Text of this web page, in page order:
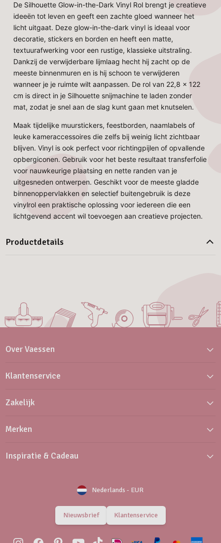
De Silhouette Glow-in-the-Dark Vinyl Rol brengt je creatieve
ideeën tot leven en geeft een zachte gloed wanneer het
licht uitgaat. Deze glow-in-the-dark vinyl is ideaal voor
decoratie, stickers en borden en heeft een matte,
textuurafwerking voor een rustige, klassieke uitstraling.
Dankzij de verwijderbare lijmlaag hecht hij zacht op de
meeste binnenmuren en is hij schoon te verwijderen
wanneer je je ruimte wilt aanpassen. De rol van 22,8 x 122
cm is direct in je Silhouette snijmachine te laden zonder
mat, zodat je snel aan de slag kunt gaan met knutselen.
Maak tijdelijke muurstickers, feestborden, naamlabels of
leuke kameraccessoires die zelfs bij weinig licht zichtbaar
blijven. Vinyl is ook perfect voor richtingpijlen of opvallende
opbergiconen. Gebruik voor het beste resultaat transferfolie
voor nauwkeurige plaatsing en nette randen van je
uitgesneden ontwerpen. Geschikt voor de meeste gladde
binnenoppervlakken en selectief buitengebruik is deze
vinylrol een praktische oplossing voor iedereen die een
lichtgevend accent wil toevoegen aan creatieve projecten.
Productdetails
Over Vaessen
Klantenservice
Zakelijk
Merken
Inspiratie & Cadeau
Nederlands - EUR
Nieuwsbrief Klantenservice